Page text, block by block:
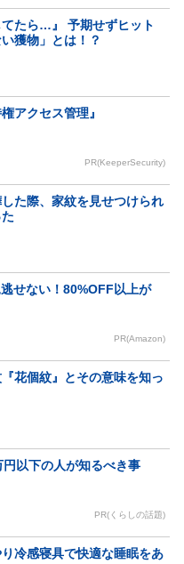
てたら…』 予期せずヒット
獲物」とは！？
アクセス管理』
PR(KeeperSecurity)
た際、家紋を見せつけられ
せない！80%OFF以上が
PR(Amazon)
花個紋』とその意味を知っ
以下の人が知るべき事
PR(くらしの話題)
り冷感寝具で快適な睡眠をあ